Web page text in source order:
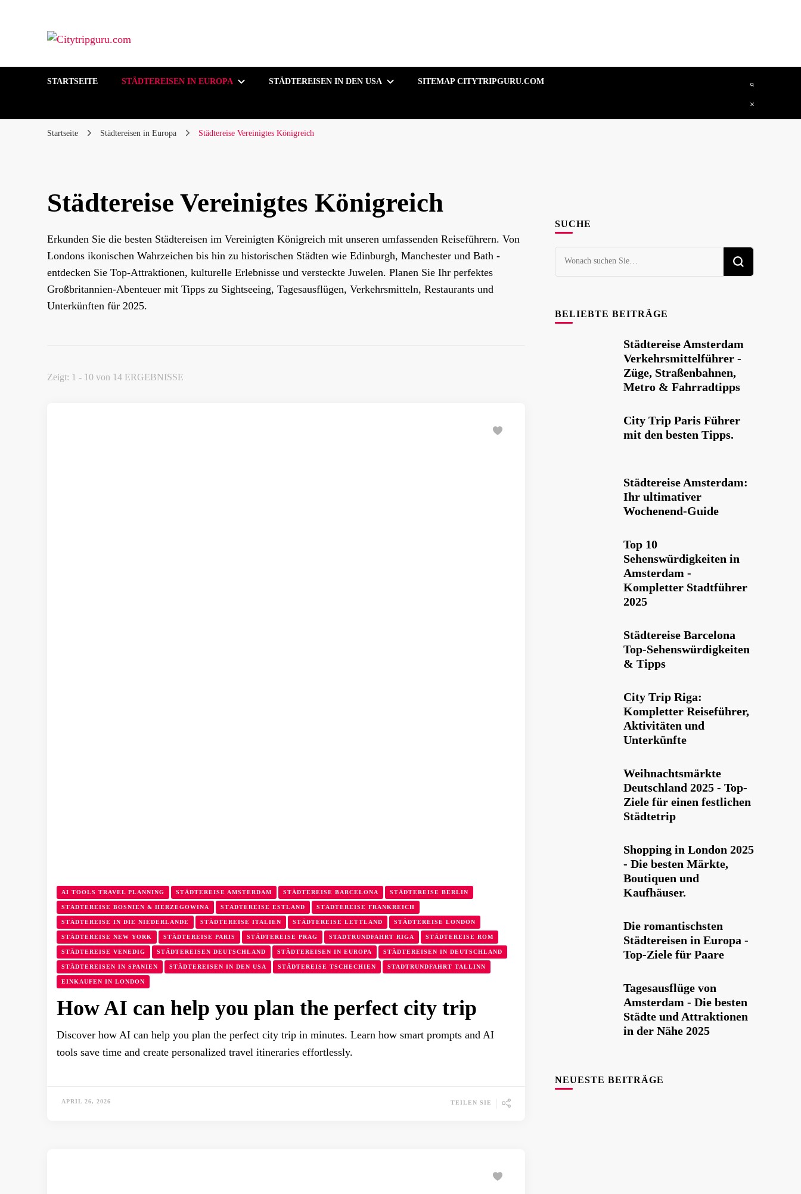
STARTSEITE STÄDTEREISEN IN EUROPA STÄDTEREISEN IN DEN USA SITEMAP CITYTRIPGURU.COM
Startseite Städtereisen in Europa Städtereise Vereinigtes Königreich
Städtereise Vereinigtes Königreich
Erkunden Sie die besten Städtereisen im Vereinigten Königreich mit unseren umfassenden Reiseführern. Von
Londons ikonischen Wahrzeichen bis hin zu historischen Städten wie Edinburgh, Manchester und Bath -
entdecken Sie Top-Attraktionen, kulturelle Erlebnisse und versteckte Juwelen. Planen Sie Ihr perfektes
Großbritannien-Abenteuer mit Tipps zu Sightseeing, Tagesausflügen, Verkehrsmitteln, Restaurants und
Unterkünften für 2025.
Zeigt: 1 - 10 von 14 ERGEBNISSE
AI TOOLS TRAVEL PLANNING STÄDTEREISE AMSTERDAM STÄDTEREISE BARCELONA STÄDTEREISE BERLIN
STÄDTEREISE BOSNIEN & HERZEGOWINA STÄDTEREISE ESTLAND STÄDTEREISE FRANKREICH
STÄDTEREISE IN DIE NIEDERLANDE STÄDTEREISE ITALIEN STÄDTEREISE LETTLAND STÄDTEREISE LONDON
STÄDTEREISE NEW YORK STÄDTEREISE PARIS STÄDTEREISE PRAG STADTRUNDFAHRT RIGA STÄDTEREISE ROM
STÄDTEREISE VENEDIG STÄDTEREISEN DEUTSCHLAND STÄDTEREISEN IN EUROPA STÄDTEREISEN IN DEUTSCHLAND
STÄDTEREISEN IN SPANIEN STÄDTEREISEN IN DEN USA STÄDTEREISE TSCHECHIEN STADTRUNDFAHRT TALLINN
EINKAUFEN IN LONDON
How AI can help you plan the perfect city trip
Discover how AI can help you plan the perfect city trip in minutes. Learn how smart prompts and AI
tools save time and create personalized travel itineraries effortlessly.
APRIL 26, 2026 TEILEN SIE
SUCHE
Suchen
Sie
BELIEBTE BEITRÄGE
Städtereise Amsterdam
Verkehrsmittelführer -
Züge, Straßenbahnen,
Metro & Fahrradtipps
City Trip Paris Führer
mit den besten Tipps.
Städtereise Amsterdam:
Ihr ultimativer
Wochenend-Guide
Top 10
Sehenswürdigkeiten in
Amsterdam -
Kompletter Stadtführer
2025
Städtereise Barcelona
Top-Sehenswürdigkeiten
& Tipps
City Trip Riga:
Kompletter Reiseführer,
Aktivitäten und
Unterkünfte
Weihnachtsmärkte
Deutschland 2025 - Top-
Ziele für einen festlichen
Städtetrip
Shopping in London 2025
- Die besten Märkte,
Boutiquen und
Kaufhäuser.
Die romantischsten
Städtereisen in Europa -
Top-Ziele für Paare
Tagesausflüge von
Amsterdam - Die besten
Städte und Attraktionen
in der Nähe 2025
NEUESTE BEITRÄGE